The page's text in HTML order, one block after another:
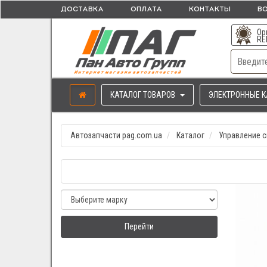
ДОСТАВКА ОПЛАТА КОНТАКТЫ
КАТАЛОГ ТОВАРОВ ЭЛЕКТРОННЫЕ
Автозапчасти pag.com.ua Каталог Управление
Перейти